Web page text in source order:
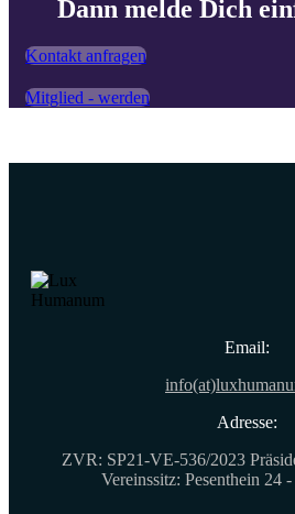
Dann melde Dich
Kontakt anfragen
Mitglied - werden
Email:
Adresse:
ZVR: SP21-VE-536/2023
Vereinssitz: Pesenthein 24